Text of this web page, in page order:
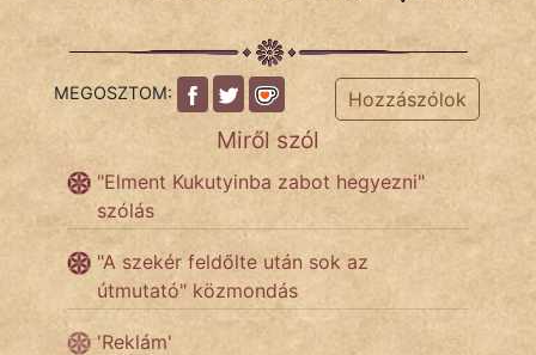
Hunor
Jób Gedeon
Láron Ádám
mikkamakka
MEGOSZTOM: Hozzászólok
Miről szól
"Elment Kukutyinba zabot hegyezni"
szólás
"A szekér feldőlte után sok az
útmutató" közmondás
'Reklám'